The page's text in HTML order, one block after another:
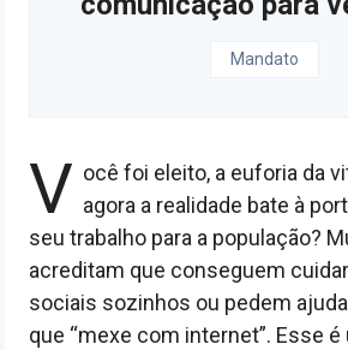
Mandato
V ocê foi eleito, a euforia da
agora a realidade bate à
seu trabalho para a população?
acreditam que conseguem
sociais sozinhos ou pedem
que “mexe com internet”. Esse